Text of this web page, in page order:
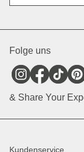
Folge uns
& Share Your
Kundenservice